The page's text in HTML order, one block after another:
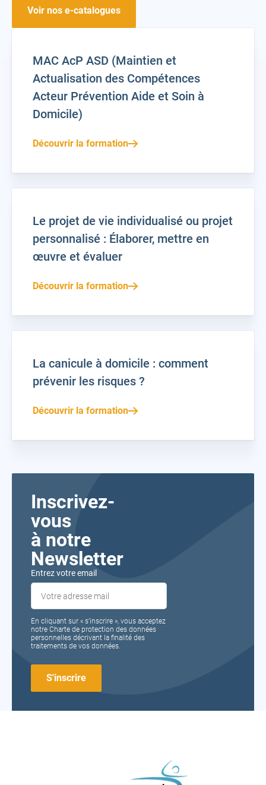
Voir nos e-catalogues
MAC AcP ASD (Maintien et
Actualisation des Compétences
Acteur Prévention Aide et Soin à
Domicile)
Découvrir la formation
Le projet de vie individualisé ou projet
personnalisé : Élaborer, mettre en
œuvre et évaluer
Découvrir la formation
La canicule à domicile : comment
prévenir les risques ?
Découvrir la formation
Inscrivez-
vous
à notre
Newsletter
Entrez votre email
En cliquant sur « s’inscrire », vous acceptez
notre Charte de protection des données
personnelles décrivant la finalité des
traitements de vos données.